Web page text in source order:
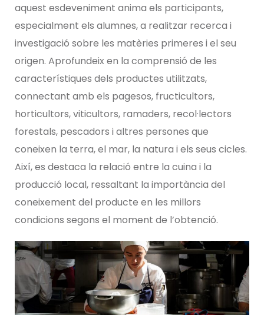
aquest esdeveniment anima els participants,
especialment els alumnes, a realitzar recerca i
investigació sobre les matèries primeres i el seu
origen. Aprofundeix en la comprensió de les
característiques dels productes utilitzats,
connectant amb els pagesos, fructicultors,
horticultors, viticultors, ramaders, recol·lectors
forestals, pescadors i altres persones que
coneixen la terra, el mar, la natura i els seus cicles.
Així, es destaca la relació entre la cuina i la
producció local, ressaltant la importància del
coneixement del producte en les millors
condicions segons el moment de l’obtenció.